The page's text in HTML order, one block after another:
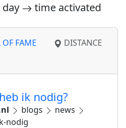
time activated
OF FAME
DISTANCE
ik nodig?
blogs
news
nodig